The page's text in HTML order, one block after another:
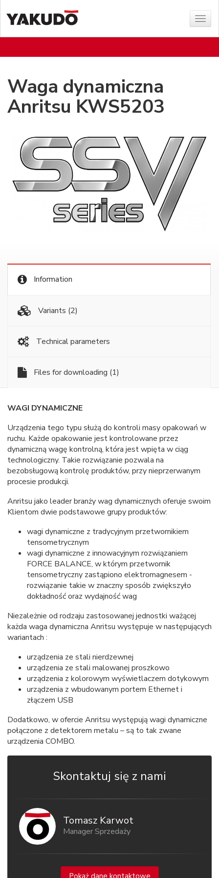
Show
menu
Waga dynamiczna
Anritsu KWS5203
Information
Variants (2)
Technical parameters
Files for downloading (1)
WAGI DYNAMICZNE
Urządzenia tego typu służą do kontroli masy opakowań w
ruchu. Każde opakowanie jest kontrolowane przez
dynamiczną wagę kontrolną, która jest wpięta w ciąg
technologiczny. Takie rozwiązanie pozwala na
bezobsługową kontrolę produktów, przy nieprzerwanym
procesie produkcji.
Anritsu jako leader branży wag dynamicznych oferuje swoim
Klientom dwie podstawowe grupy produktów:
wagi dynamiczne z tradycyjnym przetwornikiem
tensometrycznym
wagi dynamiczne z innowacyjnym rozwiązaniem
FORCE BALANCE, w którym przetwornik
tensometryczny zastąpiono elektromagnesem -
rozwiązanie takie w znaczny sposób zwiększyło
dokładność oraz wydajność wag
Niezależnie od rodzaju zastosowanej jednostki ważącej
każda waga dynamiczna Anritsu występuje w następujących
wariantach :
urządzenia ze stali nierdzewnej
urządzenia ze stali malowanej proszkowo
urządzenia z kolorowym wyświetlaczem dotykowym
urządzenia z wbudowanym portem Ethernet i
złączem USB
Dodatkowo, w ofercie Anritsu występują wagi dynamiczne
połączone z detektorem metalu – są to tak zwane
urządzenia COMBO.
Skontaktuj się z nami
Tomasz Karwot
Manager Sprzedaży